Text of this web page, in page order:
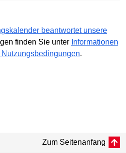
beantwortet unsere
finden Sie unter Informationen
.
Zum Seitenanfang